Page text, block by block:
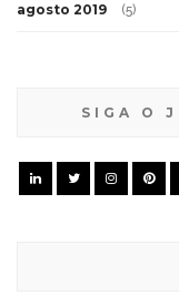
agosto 2019 (5)
SIGA O